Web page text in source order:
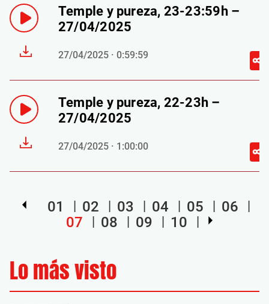
Temple y pureza, 23-23:59h –
27/04/2025
27/04/2025 · 0:59:59
Temple y pureza, 22-23h –
27/04/2025
27/04/2025 · 1:00:00
01 02 03 04 05
06
07
08 09 10
Lo más visto